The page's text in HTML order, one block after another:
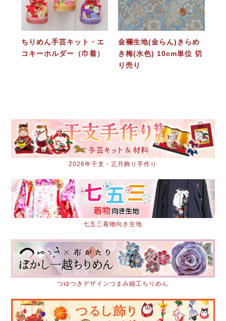
ちりめん手芸キット・エ
コキーホルダー（巾着）
金襴生地(金らん)きらめ
き梅(水色) 10cm単位 切
り売り
2026年干支・正月飾り手作り
七五三着物向き生地
つゆつきデザインつまみ細工ちりめん